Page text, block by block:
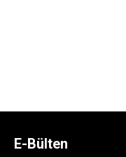
E-Bülten